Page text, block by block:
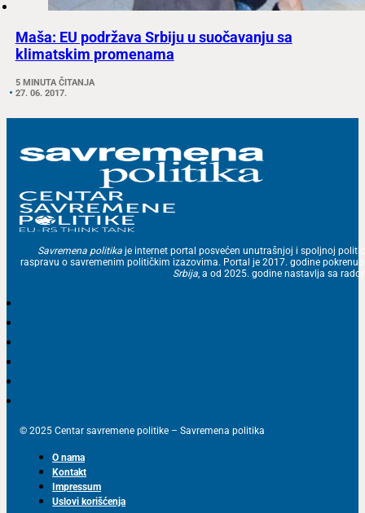
Maša: EU podržava Srbiju u suočavanju sa
klimatskim promenama
5 MINUTA ČITANJA
27. 06. 2017.
Savremena politika je internet portal posvećen unutrašnjoj i spoljnoj
raspravu o savremenim političkim izazovima. Portal je 2017. godine
Srbija, a od 2025. godine nastavlja sa
© 2025 Centar savremene politike – Savremena politika
O nama
Kontakt
Impressum
Uslovi korišćenja